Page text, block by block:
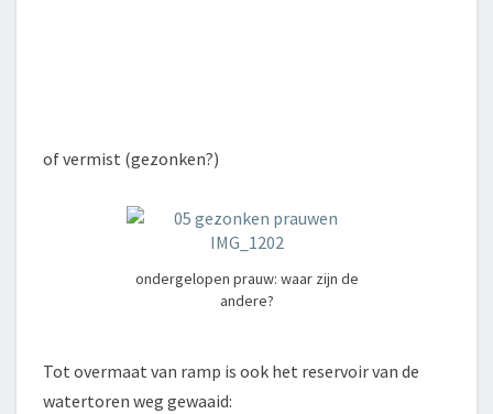
of vermist (gezonken?)
ondergelopen prauw: waar zijn de
andere?
Tot overmaat van ramp is ook het reservoir van de
watertoren weg gewaaid: